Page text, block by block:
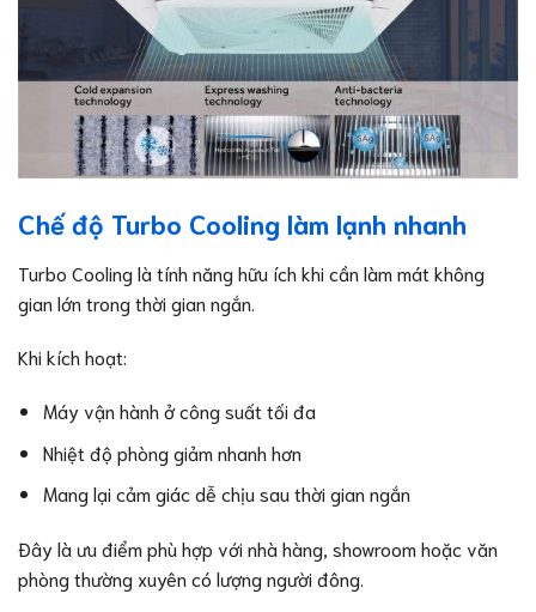
Chế độ Turbo Cooling làm lạnh nhanh
Turbo Cooling là tính năng hữu ích khi cần làm mát không
gian lớn trong thời gian ngắn.
Khi kích hoạt:
Máy vận hành ở công suất tối đa
Nhiệt độ phòng giảm nhanh hơn
Mang lại cảm giác dễ chịu sau thời gian ngắn
Đây là ưu điểm phù hợp với nhà hàng, showroom hoặc văn
phòng thường xuyên có lượng người đông.